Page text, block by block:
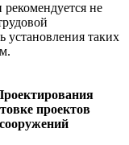
не
установления таких
проектов